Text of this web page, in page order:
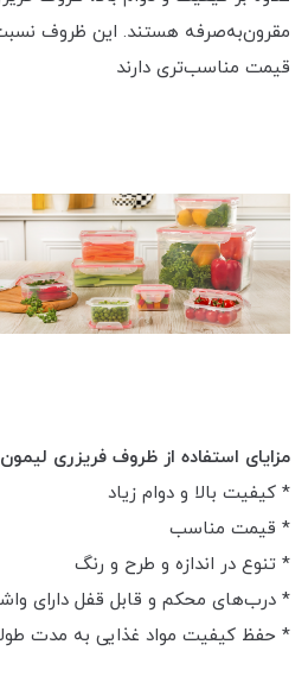
مقرون‌به‌صرفه هستند. این ظروف
قیمت مناسب‌تری دارند
مزایای استفاده از ظروف فریزری
* کیفیت بالا و دوام زیاد
* قیمت مناسب
* تنوع در اندازه و طرح و رنگ
* درب‌های محکم و قابل قفل دارای
* حفظ کیفیت مواد غذایی به مدت